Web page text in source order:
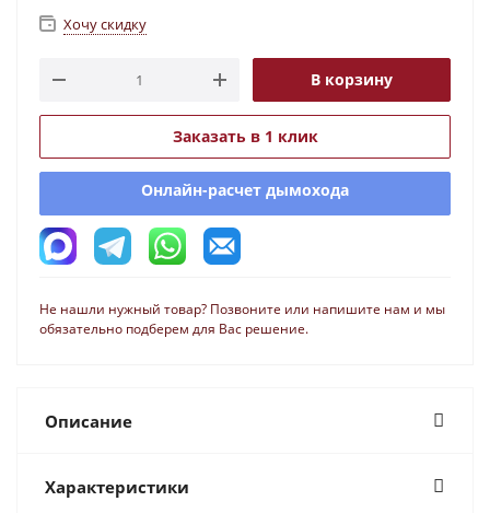
Хочу скидку
В корзину
Заказать в 1 клик
Онлайн-расчет дымохода
Не нашли нужный товар? Позвоните или напишите нам и мы
обязательно подберем для Вас решение.
Описание
Характеристики